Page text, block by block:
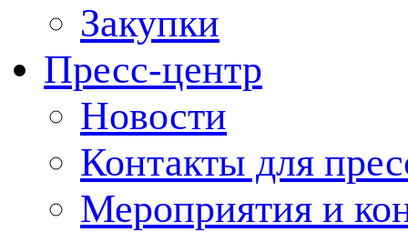
Закупки
Пресс-центр
Новости
Контакты для
Мероприятия и